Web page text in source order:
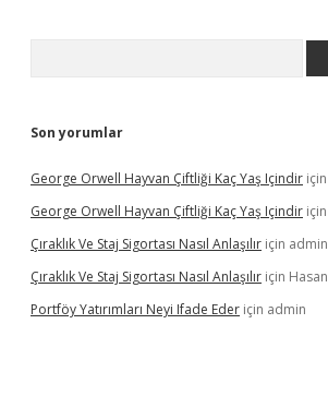
Son yorumlar
George Orwell Hayvan Çiftliği Kaç Yaş Içindir için
George Orwell Hayvan Çiftliği Kaç Yaş Içindir için
Çıraklık Ve Staj Sigortası Nasıl Anlaşılır için admin
Çıraklık Ve Staj Sigortası Nasıl Anlaşılır için Hasan
Portföy Yatırımları Neyi Ifade Eder için admin